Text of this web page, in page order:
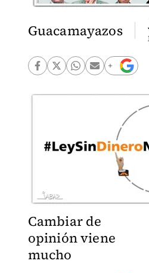
Guacamayazos
Cambiar de
opinión viene
mucho